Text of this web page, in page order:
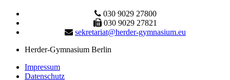
030 9029 27800
030 9029 27821
sekretariat@herder-gymnasium.eu
Herder-Gymnasium Berlin
Impressum
Datenschutz